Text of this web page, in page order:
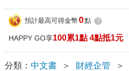
預計最高可得金幣 0點 ?
HAPPY GO享100累1點 4點抵1元
分類： 中文書 ＞ 財經企管 ＞